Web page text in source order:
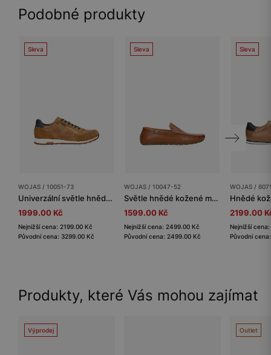
Podobné produkty
Sleva
WOJAS / 10051-73
Univerzální světle hnědé tenisky s modrými akcenty
1999.00 Kč
Nejnižší cena: 2199.00 Kč
Původní cena: 3299.00 Kč
Sleva
WOJAS / 10047-52
Světle hnědé kožené mokasíny pánské z kvalitní kůže
1599.00 Kč
Nejnižší cena: 2499.00 Kč
Původní cena: 2499.00 Kč
Sleva
WOJAS /
2199.00
Nejnižší
Původní
Produkty, které Vás mohou zajímat
Výprodej Outlet